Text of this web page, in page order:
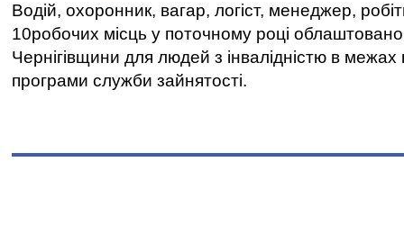
Водій, охоронник, вагар, логіст, менеджер,
10робочих місць у поточному році
Чернігівщини для людей з інвалідністю в межах
програми служби зайнятості.